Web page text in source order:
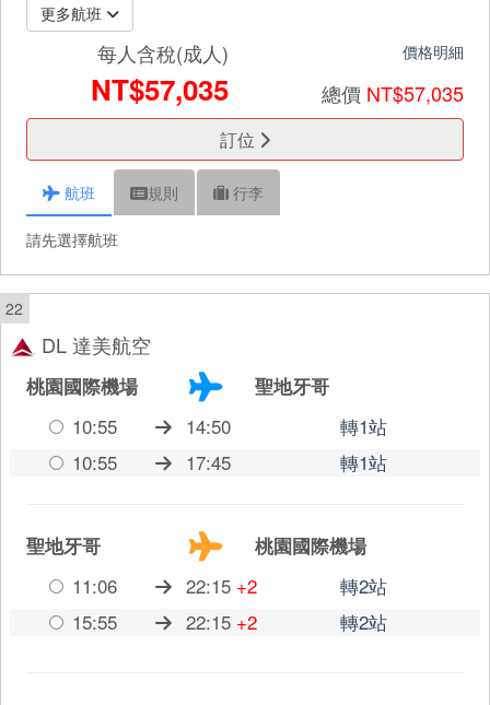
更多航班
每人含稅(成人)
NT$57,035
價格明細
總價 NT$57,035
訂位
航班 規則 行李
請先選擇航班
22
DL 達美航空
桃園國際機場
聖地牙哥
10:55
14:50
轉1站
10:55
17:45 轉1站
聖地牙哥
桃園國際機場
11:06
22:15 +2
轉2站
15:55
22:15 +2 轉2站